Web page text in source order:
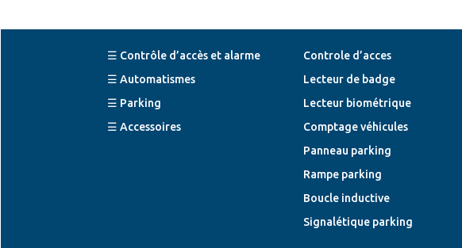
☰ Contrôle d’accès et alarme
☰ Automatismes
☰ Parking
☰ Accessoires
Controle d’acces
Lecteur de badge
Lecteur biométrique
Comptage véhicules
Panneau parking
Rampe parking
Boucle inductive
Signalétique parking